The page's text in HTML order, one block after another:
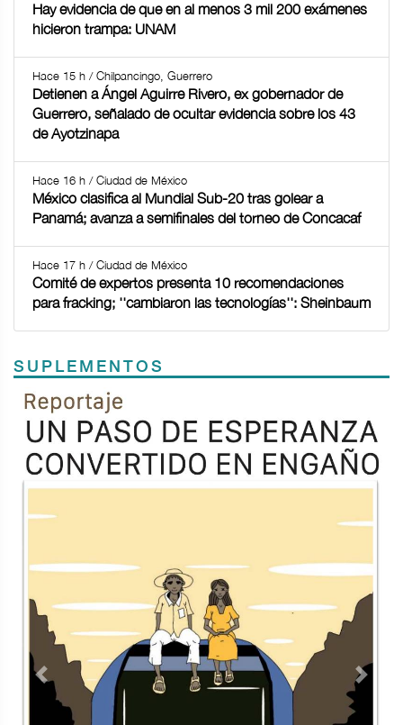
Hay evidencia de que en al menos 3 mil 200 exámenes
hicieron trampa: UNAM
Hace 15 h / Chilpancingo, Guerrero
Detienen a Ángel Aguirre Rivero, ex gobernador de
Guerrero, señalado de ocultar evidencia sobre los 43
de Ayotzinapa
Hace 16 h / Ciudad de México
México clasifica al Mundial Sub-20 tras golear a
Panamá; avanza a semifinales del torneo de Concacaf
Hace 17 h / Ciudad de México
Comité de expertos presenta 10 recomendaciones
para fracking; ''cambiaron las tecnologías'': Sheinbaum
SUPLEMENTOS
Previous Next